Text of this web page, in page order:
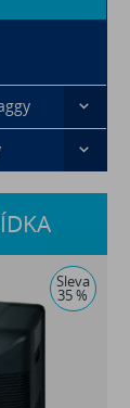
Sleva
35 %